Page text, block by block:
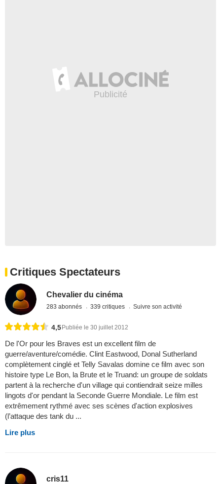
Critiques Spectateurs
Chevalier du cinéma
283 abonnés 339 critiques Suivre son activité
4,5Publiée le 30 juillet 2012
De l'Or pour les Braves est un excellent film de
guerre/aventure/comédie. Clint Eastwood, Donal Sutherland
complètement cinglé et Telly Savalas domine ce film avec son
histoire type Le Bon, la Brute et le Truand: un groupe de soldats
partent à la recherche d'un village qui contiendrait seize milles
lingots d'or pendant la Seconde Guerre Mondiale. Le film est
extrêmement rythmé avec ses scènes d'action explosives
(l’attaque des tank du ...
Lire plus
cris11